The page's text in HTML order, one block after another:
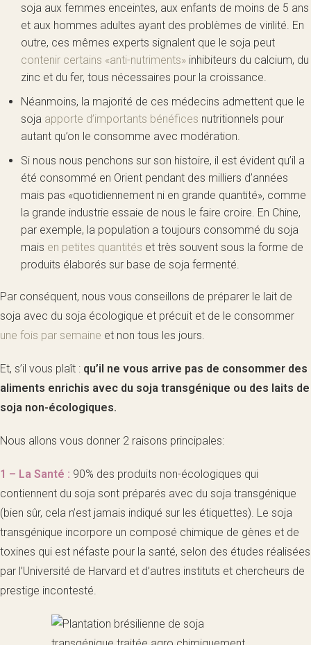
soja aux femmes enceintes, aux enfants de moins de 5 ans
et aux hommes adultes ayant des problèmes de virilité. En
outre, ces mêmes experts signalent que le soja peut
contenir certains «anti-nutriments» inhibiteurs du calcium, du
zinc et du fer, tous nécessaires pour la croissance.
Néanmoins, la majorité de ces médecins admettent que le
soja apporte d’importants bénéfices nutritionnels pour
autant qu’on le consomme avec modération.
Si nous nous penchons sur son histoire, il est évident qu’il a
été consommé en Orient pendant des milliers d’années
mais pas «quotidiennement ni en grande quantité», comme
la grande industrie essaie de nous le faire croire. En Chine,
par exemple, la population a toujours consommé du soja
mais en petites quantités et très souvent sous la forme de
produits élaborés sur base de soja fermenté.
Par conséquent, nous vous conseillons de préparer le lait de
soja avec du soja écologique et précuit et de le consommer
une fois par semaine et non tous les jours.
Et, s’il vous plaît : qu’il ne vous arrive pas de consommer des
aliments enrichis avec du soja transgénique ou des laits de
soja non-écologiques.
Nous allons vous donner 2 raisons principales:
1 – La Santé : 90% des produits non-écologiques qui
contiennent du soja sont préparés avec du soja transgénique
(bien sûr, cela n’est jamais indiqué sur les étiquettes). Le soja
transgénique incorpore un composé chimique de gènes et de
toxines qui est néfaste pour la santé, selon des études réalisées
par l’Université de Harvard et d’autres instituts et chercheurs de
prestige incontesté.